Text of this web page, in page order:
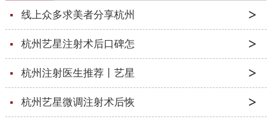
线上众多求美者分享杭州
杭州艺星注射术后口碑怎
杭州注射医生推荐丨艺星
杭州艺星微调注射术后恢